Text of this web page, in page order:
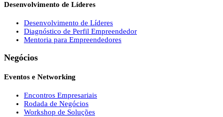
Desenvolvimento de Líderes
Desenvolvimento de Líderes
Diagnóstico de Perfil Empreendedor
Mentoria para Empreendedores
Negócios
Eventos e Networking
Encontros Empresariais
Rodada de Negócios
Workshop de Soluções